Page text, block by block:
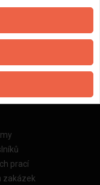
údajů
cookie
prací
zakázek